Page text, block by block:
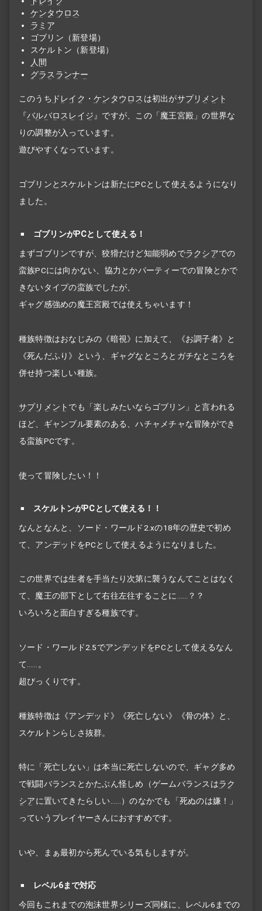
ケンタウロス
ラミア
ゴブリン（新登場）
スケルトン（新登場）
人間
グラスランナー
このうち ドレイク ・ケンタウロス は初出がサプリメント
『バルバロスレイジ』ですが、この「魔王宮殿」の世界な
りの調整が入っています。
遊びやすくなっています。
ゴブリンとスケルトンは新たにPCとして使えるようになり
ました。
ゴブリンがPCとして使える！
まずゴブリンですが、狡猾だけど知能弱めでラクシアでの
蛮族PCには向かない、協力とかパーティーでの冒険とかで
きないタイプの蛮族でしたが、
ギャグ感強めの魔王宮殿では使えちゃいます！
種族特徴はおなじみの《暗視》に加えて、《お調子者》と
《死んだふり》という、ギャグなところとガチなところを
併せ持つ楽しい種族。
サプリメント でも「楽しみたいならゴブリン」と言われる
ほど、ギャンブル要素のある、ハチャメチャな冒険ができ
る蛮族PCです。
使って冒険したい！！
スケルトンがPCとして使える！！
なんとなんと、ソード・ワールド2.xの18年の歴史で初め
て、アンデッドをPCとして使えるようになりました。
この世界では生者を手当たり次第に襲うなんてことはなく
て、魔王の部下として右往左往することに……？？
いろいろと面白すぎる種族です。
ソード・ワールド2.5でアンデッドをPCとして使えるなん
て……。
超びっくりです。
種族特徴は《アンデッド》《死亡しない》《骨の体》と、
スケルトンらしさ抜群。
特に「死亡しない」は本当に死亡しないので、ギャグ多め
で戦闘バランスとかたぶん怪しめ（ゲームバランスはラク
シアに置いてきたらしい……）のなかでも「死ぬのは嫌！」
っていうプレイヤーさんにおすすめです。
いや、まぁ最初から死んでいる気もしますが。
レベル6まで対応
今回もこれまでの泡沫世界シリーズ同様に、レベル6までの